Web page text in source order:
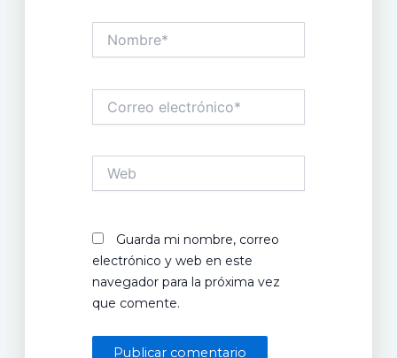
electrónico*
Guarda mi nombre, correo
electrónico y web en este
navegador para la próxima vez
que comente.